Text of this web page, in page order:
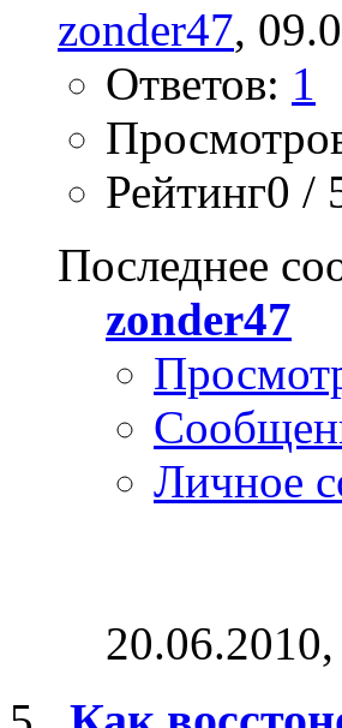
zonder47,
Ответов: 1
Рейтинг0 /
Последнее
zonder47
Личное
20.06.2010,